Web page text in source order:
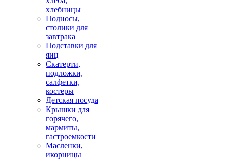
хлебницы
Подносы,
столики для
завтрака
Подставки для
яиц
Скатерти,
подложки,
салфетки,
костеры
Детская посуда
Крышки для
горячего,
мармиты,
гастроемкости
Масленки,
икорницы